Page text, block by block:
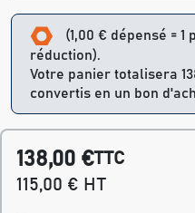
(1,00 € dépensé = 1
réduction).
Votre panier totalisera
convertis en un bon
138,00 €TTC
115,00 € HT